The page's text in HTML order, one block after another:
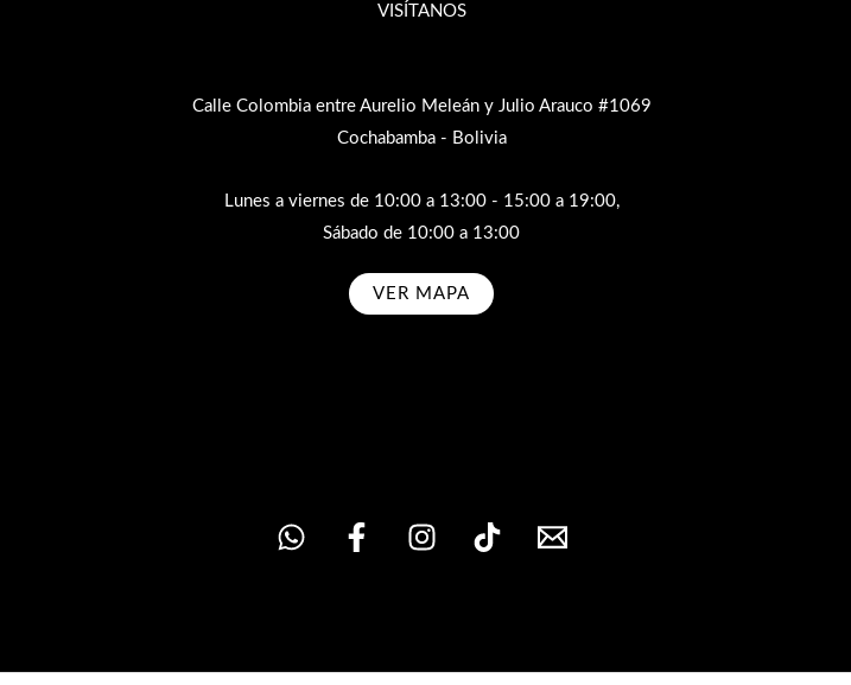
VISÍTANOS
Calle Colombia entre Aurelio Meleán y Julio Arauco #1069
Cochabamba - Bolivia
Lunes a viernes de 10:00 a 13:00 - 15:00 a 19:00,
Sábado de 10:00 a 13:00
VER MAPA